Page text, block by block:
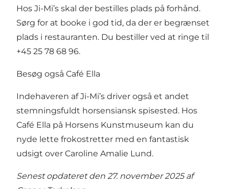
Hos Ji-Mi’s skal der bestilles plads på forhånd.
Sørg for at booke i god tid, da der er begrænset
plads i restauranten. Du bestiller ved at ringe til
+45 25 78 68 96.
Besøg også Café Ella
Indehaveren af Ji-Mi’s driver også et andet
stemningsfuldt horsensiansk spisested. Hos
Café Ella på Horsens Kunstmuseum kan du
nyde lette frokostretter med en fantastisk
udsigt over Caroline Amalie Lund.
Senest opdateret den 27. november 2025 af